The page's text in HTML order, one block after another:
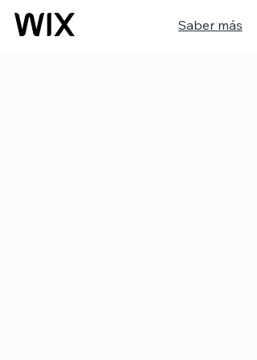
Saber más